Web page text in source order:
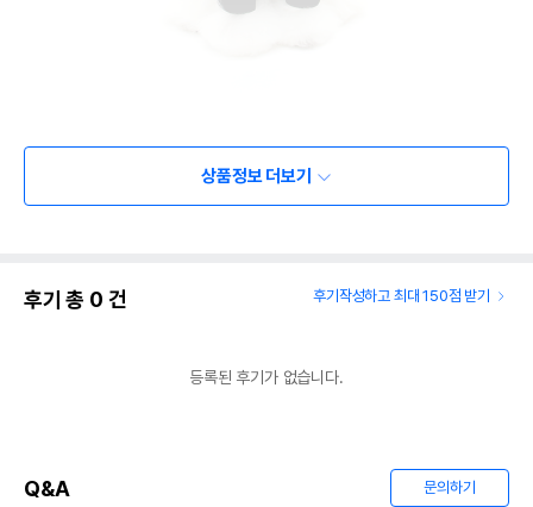
상품정보 더보기
후기 총 0 건 후기작성하고 최대 150점 받기
등록된 후기가 없습니다.
Q&A 문의하기